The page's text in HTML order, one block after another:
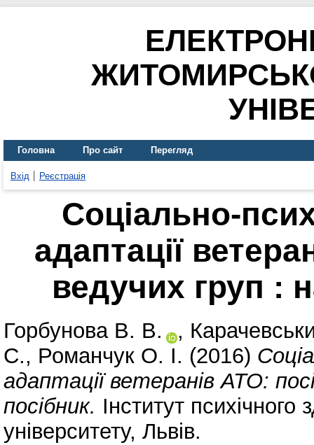
Головна Про сайт Перегляд
Вхід Реєстрація
Соціально-
адаптації
ведучих груп :
Горбунова В. В. ,
С., Романчук О. І. (2016)
адаптації ветеранів АТО:
посібник. Інститут психічного
університету, Львів.